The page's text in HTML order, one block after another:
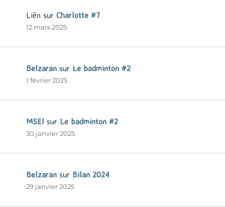
Liên sur Charlotte #7
12 mars 2025
Belzaran sur Le badminton #2
1 février 2025
MSEI sur Le badminton #2
30 janvier 2025
Belzaran sur Bilan 2024
29 janvier 2025